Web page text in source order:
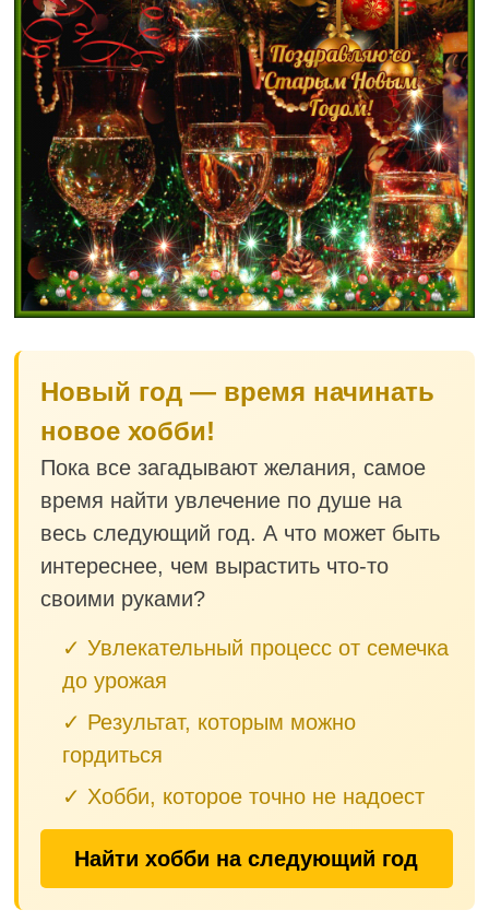
Новый год — время начинать
новое хобби!
Пока все загадывают желания, самое
время найти увлечение по душе на
весь следующий год. А что может быть
интереснее, чем вырастить что-то
своими руками?
✓ Увлекательный процесс от семечка
до урожая
✓ Результат, которым можно
гордиться
✓ Хобби, которое точно не надоест
Найти хобби на следующий год